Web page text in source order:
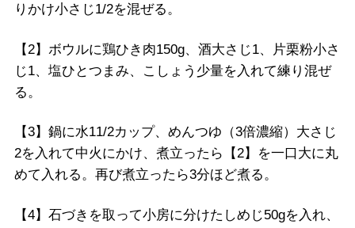
りかけ小さじ1/2を混ぜる。
【2】ボウルに鶏ひき肉150g、酒大さじ1、片栗粉小さ
じ1、塩ひとつまみ、こしょう少量を入れて練り混ぜ
る。
【3】鍋に水11/2カップ、めんつゆ（3倍濃縮）大さじ
2を入れて中火にかけ、煮立ったら【2】を一口大に丸
めて入れる。再び煮立ったら3分ほど煮る。
【4】石づきを取って小房に分けたしめじ50gを入れ、